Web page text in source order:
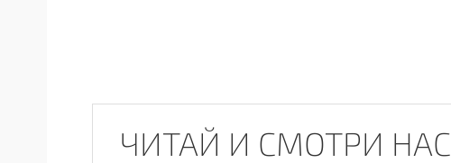
ЧИТАЙ И СМОТРИ НАС